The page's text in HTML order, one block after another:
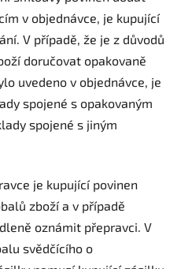
v objednávce, je kupující
V případě, že je z důvodů
doručovat opakovaně
uvedeno v objednávce, je
spojené s opakovaným
spojené s jiným
je kupující povinen
zboží a v případě
oznámit přepravci. V
svědčícího o